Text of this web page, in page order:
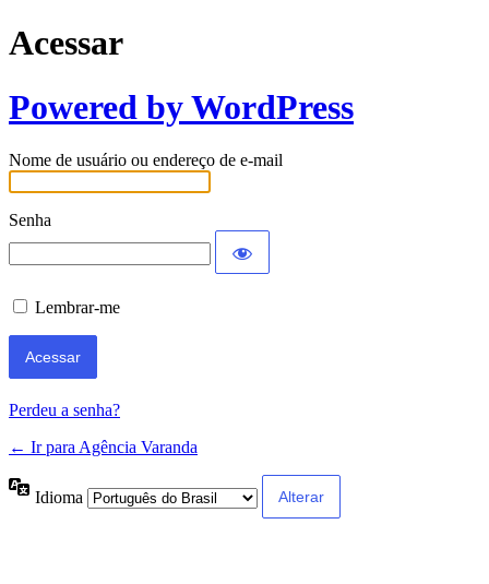
Acessar
Powered by WordPress
Nome de usuário ou endereço de e-mail
Senha
Lembrar-me
Perdeu a senha?
← Ir para Agência Varanda
Idioma